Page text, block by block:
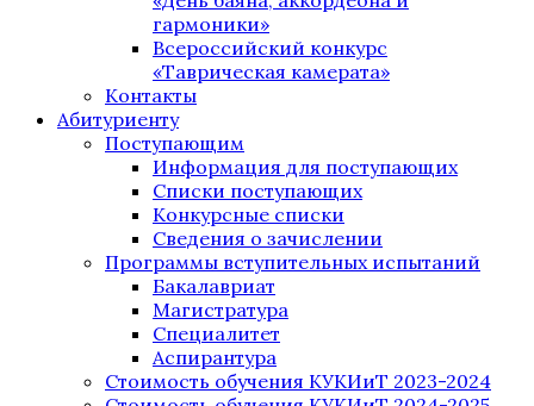
гармоники»
Всероссийский конкурс
«Таврическая камерата»
Контакты
Абитуриенту
Поступающим
Информация для поступающих
Списки поступающих
Конкурсные списки
Сведения о зачислении
Программы вступительных испытаний
Бакалавриат
Магистратура
Специалитет
Аспирантура
Стоимость обучения КУКИиТ 2023-2024